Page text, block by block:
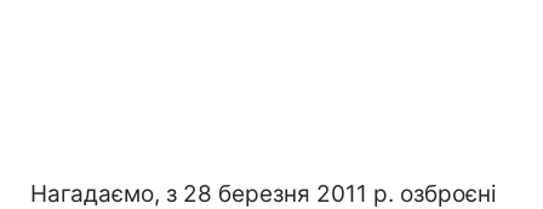
Нагадаємо, з 28 березня 2011 р. озброєні